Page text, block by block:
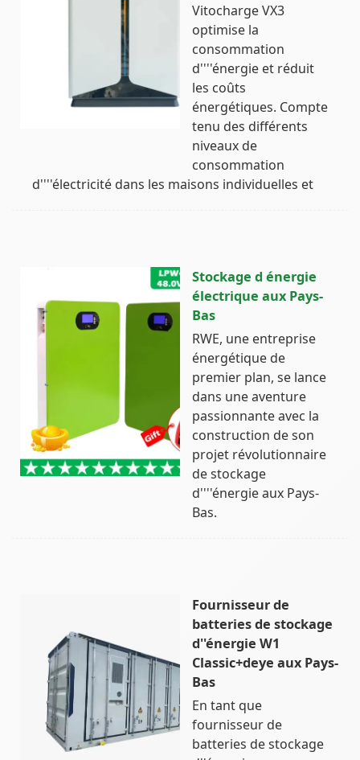
Vitocharge VX3
optimise la
consommation
d''''énergie et réduit
les coûts
énergétiques. Compte
tenu des différents
niveaux de
consommation
d''''électricité dans les maisons individuelles et
Stockage d énergie
électrique aux Pays-
Bas
RWE, une entreprise
énergétique de
premier plan, se lance
dans une aventure
passionnante avec la
construction de son
projet révolutionnaire
de stockage
d''''énergie aux Pays-
Bas.
Fournisseur de
batteries de stockage
d''énergie W1
Classic+deye aux Pays-
Bas
En tant que
fournisseur de
batteries de stockage